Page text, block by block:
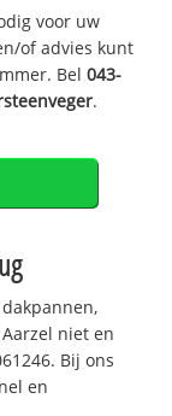
voor uw
of advies kunt
Bel043-
.
niet en
Bij ons
en